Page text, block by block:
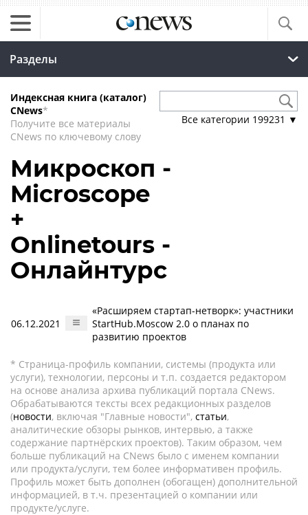
Разделы
Индексная книга (каталог)
CNews*
Получите все материалы
CNews по ключевому слову
Все категории 199231 ▼
Микроскоп -
Microscope
+
Onlinetours -
Онлайнтурс
06.12.2021
«Расширяем стартап-нетворк»: участники
StartHub.Moscow 2.0 о планах по
развитию проектов
* Страница-профиль компании, системы (продукта или
услуги), технологии, персоны и т.п. создается редактором
на основе анализа архива публикаций портала CNews.
Обрабатываются тексты всех редакционных разделов
(новости, включая "Главные новости", статьи,
аналитические обзоры рынков, интервью, а также
содержание партнёрских проектов). Таким образом, чем
больше публикаций на CNews было с именем компании
или продукта/услуги, тем более информативен профиль.
Профиль может быть дополнен (обогащен) дополнительной
информацией, в т.ч. презентацией о компании или
продукте/услуге.